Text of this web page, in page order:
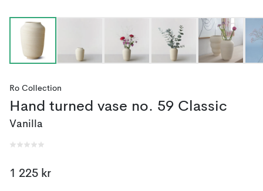
Ro Collection
Hand turned vase no. 59 Classic
Vanilla
1 225 kr